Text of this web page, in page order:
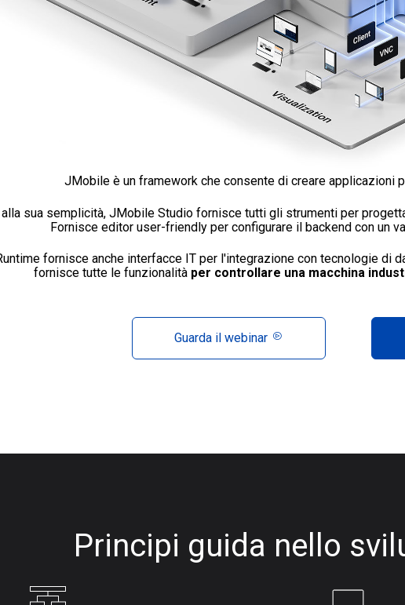
JMobile è un framework che consente di creare applicazioni
alla sua semplicità, JMobile Studio fornisce tutti gli strumenti per
Fornisce editor user-friendly per configurare il backend con un
fornisce anche interfacce IT per l'integrazione con tecnologie di
fornisce tutte le funzionalità per controllare una macchina
Guarda il webinar
Principi guida nello